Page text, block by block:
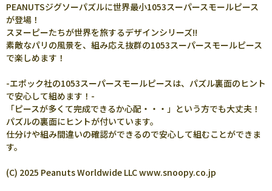
PEANUTSジグソーパズルに世界最小1053スーパースモールピース
が登場！
スヌーピーたちが世界を旅するデザインシリーズ!!
素敵なパリの風景を、組み応え抜群の1053スーパースモールピース
で楽しめます！
-エポック社の1053スーパースモールピースは、パズル裏面のヒント
で安心して組めます！-
「ピースが多くて完成できるか心配・・・」という方でも大丈夫！
パズルの裏面にヒントが付いています。
仕分けや組み間違いの確認ができるので安心して組むことができま
す。
(C) 2025 Peanuts Worldwide LLC www.snoopy.co.jp